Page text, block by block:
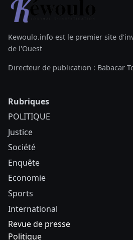
Kewoulo.info est le premier site
de l'Ouest
Directeur de publication : Babacar
Rubriques
POLITIQUE
Justice
Société
Enquête
Economie
Sports
International
Revue de presse
Politique